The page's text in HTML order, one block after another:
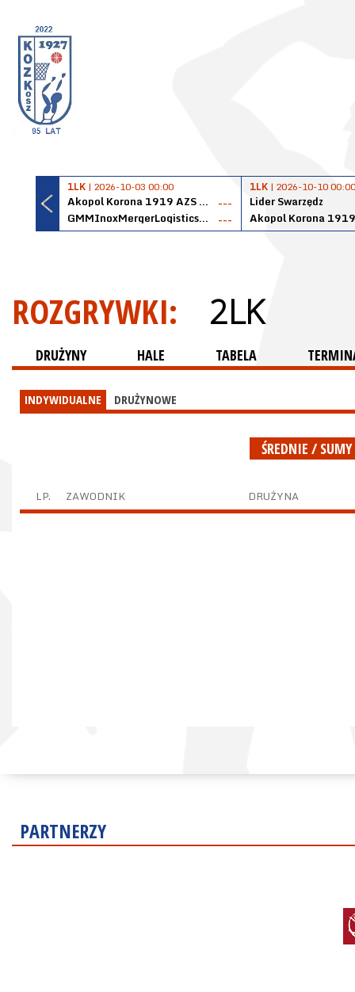
1LK | 2026-10-03 00:00
Akopol Korona 1919 AZS PK Kraków
---
GMMInoxMergerLogisticsPanteryŁańcut
---
1LK | 2026-10-10 00:00
Lider Swarzędz
ROZGRYWKI: 2LK
DRUŻYNY HALE TABELA
INDYWIDUALNE DRUŻYNOWE
ŚREDNIE / SUMY
LP. ZAWODNIK DRUŻYNA
PARTNERZY